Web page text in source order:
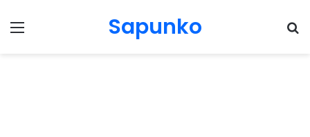
Menu Sapunko